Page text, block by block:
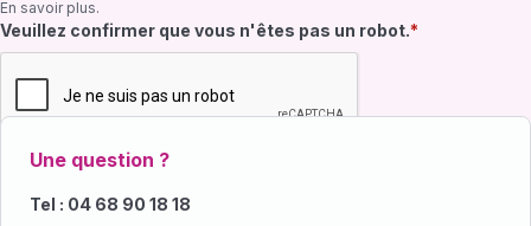
En savoir plus.
Champ requis
Veuillez confirmer que vous n'êtes pas un robot.
Une question ?
Tel : 04 68 90 18 18